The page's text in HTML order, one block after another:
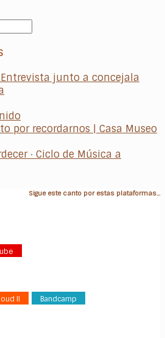
Entrevista junto a concejala
por recordarnos | Casa Museo
· Ciclo de Música a
Sigue este canto por estas plataformas...
II
Bandcamp